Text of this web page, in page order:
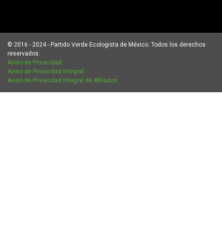
© 2016 - 2024 - Partido Verde Ecologista de México. Todos los derechos
reservados.
Aviso de Privacidad
Aviso de Privacidad Integral
Aviso de Privacidad Integral de Afiliados